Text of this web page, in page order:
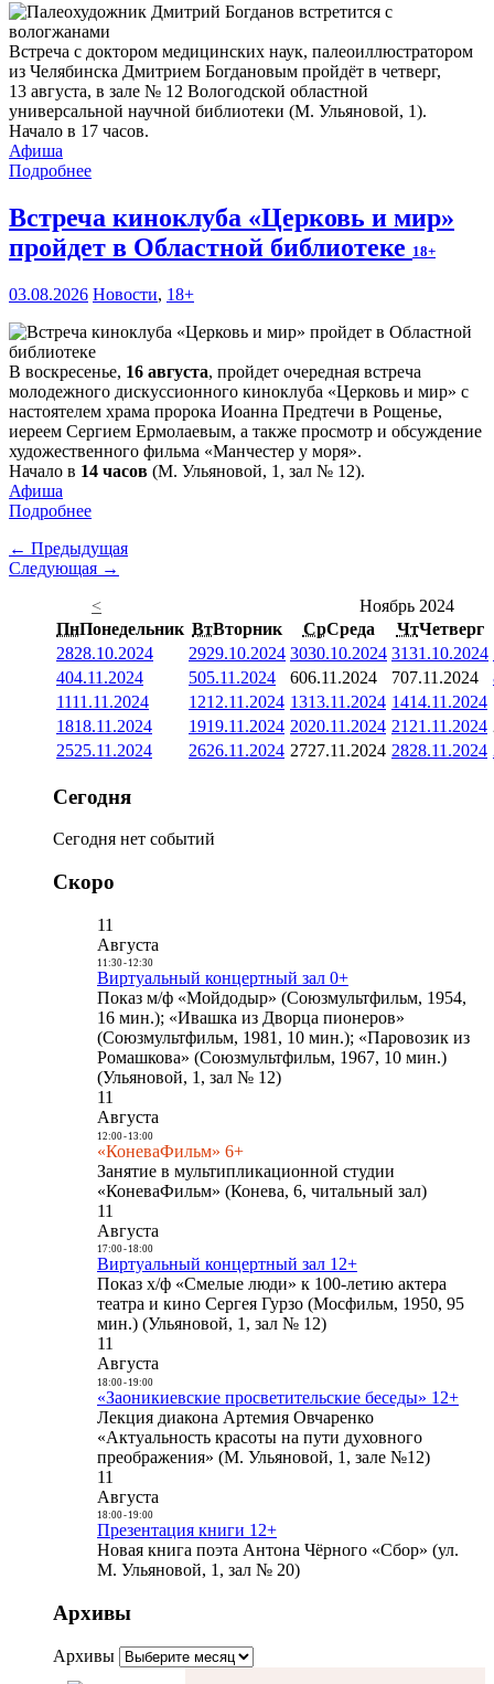
Встреча с доктором медицинских наук, палеоиллюстратором
из Челябинска Дмитрием Богдановым пройдёт в четверг,
13 августа, в зале № 12 Вологодской областной
универсальной научной библиотеки (М. Ульяновой, 1).
Начало в 17 часов.
Афиша
Подробнее
Встреча киноклуба «Церковь и мир»
пройдет в Областной библиотеке 18+
03.08.2026 Новости, 18+
В воскресенье, 16 августа, пройдет очередная встреча
молодежного дискуссионного киноклуба «Церковь и мир» с
настоятелем храма пророка Иоанна Предтечи в Рощенье,
иереем Сергием Ермолаевым, а также просмотр и обсуждение
художественного фильма «Манчестер у моря».
Начало в 14 часов (М. Ульяновой, 1, зал № 12).
Афиша
Подробнее
← Предыдущая
Следующая →
<
Ноябрь 2024
ПнПонедельник ВтВторник СрСреда ЧтЧетверг
2828.10.2024 2929.10.2024 3030.10.2024 3131.10.2024
404.11.2024 505.11.2024 606.11.2024 707.11.2024
1111.11.2024 1212.11.2024 1313.11.2024 1414.11.2024
1818.11.2024 1919.11.2024 2020.11.2024 21 21.11.2024
2525.11.2024 2626.11.2024 2727.11.2024 2828.11.2024
Сегодня
Сегодня нет событий
Скоро
11
Августа
11:30- 12:30
Виртуальный концертный зал 0+
Показ м/ф «Мойдодыр» (Союзмультфильм, 1954,
16 мин.); «Ивашка из Дворца пионеров»
(Союзмультфильм, 1981, 10 мин.); «Паровозик из
Ромашкова» (Союзмультфильм, 1967, 10 мин.)
(Ульяновой, 1, зал № 12)
11
Августа
12:00- 13:00
«КоневаФильм» 6+
Занятие в мультипликационной студии
«КоневаФильм» (Конева, 6, читальный зал)
11
Августа
17:00- 18:00
Виртуальный концертный зал 12+
Показ х/ф «Смелые люди» к 100-летию актера
театра и кино Сергея Гурзо (Мосфильм, 1950, 95
мин.) (Ульяновой, 1, зал № 12)
11
Августа
18:00- 19:00
«Заоникиевские просветительские беседы» 12+
Лекция диакона Артемия Овчаренко
«Актуальность красоты на пути духовного
преображения» (М. Ульяновой, 1, зале №12)
11
Августа
18:00- 19:00
Презентация книги 12+
Новая книга поэта Антона Чёрного «Сбор» (ул.
М. Ульяновой, 1, зал № 20)
Архивы
Архивы